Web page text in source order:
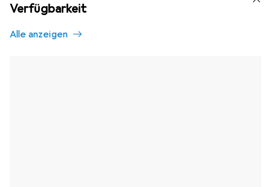
Verfügbarkeit
Alle anzeigen